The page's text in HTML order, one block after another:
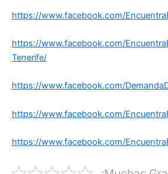
https://www.facebook.com/
https://www.facebook.com/
Tenerife/
https://www.facebook.com/
https://www.facebook.com/
https://www.facebook.com/